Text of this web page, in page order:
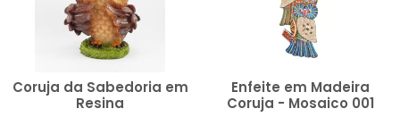
MAIOR PREÇO
Coruja da Sabedoria em
Resina
Enfeite em Madeira
Coruja - Mosaico 001